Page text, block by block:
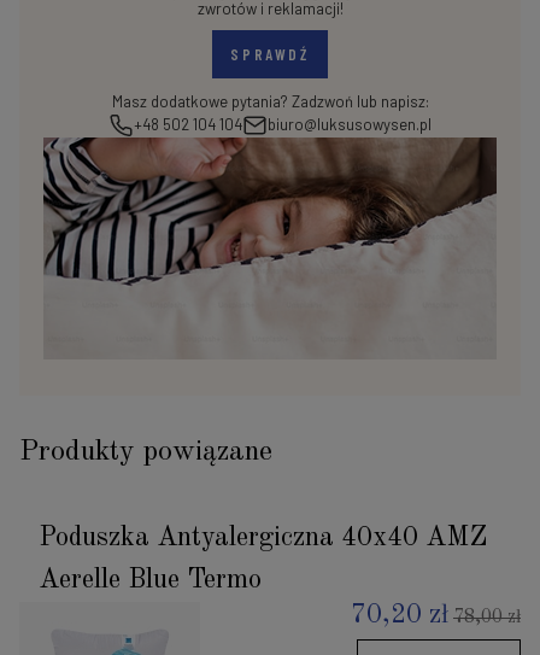
zwrotów i reklamacji!
SPRAWDŹ
Masz dodatkowe pytania? Zadzwoń lub napisz:
+48 502 104 104
biuro@luksusowysen.pl
Produkty powiązane
Poduszka Antyalergiczna 40x40 AMZ
Aerelle Blue Termo
70,20 zł 78,00 zł